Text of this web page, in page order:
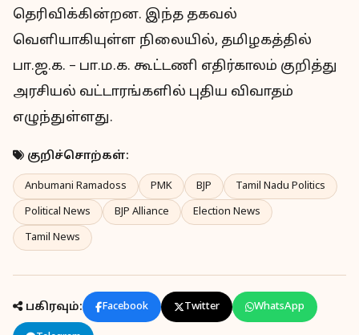
தெரிவிக்கின்றன. இந்த தகவல்
வெளியாகியுள்ள நிலையில், தமிழகத்தில்
பா.ஜ.க. – பா.ம.க. கூட்டணி எதிர்காலம் குறித்து
அரசியல் வட்டாரங்களில் புதிய விவாதம்
எழுந்துள்ளது.
குறிச்சொற்கள்:
Anbumani Ramadoss PMK BJP
Tamil Nadu Politics
Political News
BJP Alliance
Election News
Tamil News
பகிரவும்: Facebook Twitter WhatsApp